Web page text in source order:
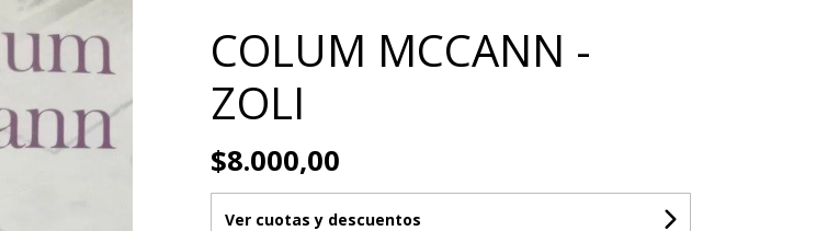
COLUM MCCANN -
ZOLI
$8.000,00
Ver cuotas y descuentos